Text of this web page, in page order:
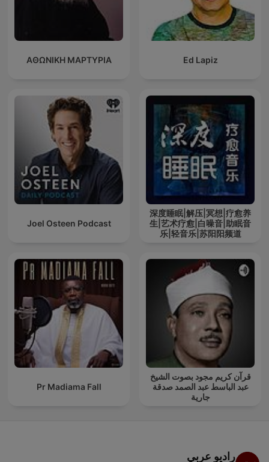
Ed Lapiz
ΑΘΩΝΙΚΗ ΜΑΡΤΥΡΙΑ
深度睡眠|解压|冥想|疗愈养
生|艺术疗愈|白噪音|助眠音
乐|轻音乐|苏阳阳频道
Joel Osteen Podcast
قرآن كريم مجود بصوت الشيخ
عبد الباسط عبد الصمد صدقة
جارية
Pr Madiama Fall
راديو عربي